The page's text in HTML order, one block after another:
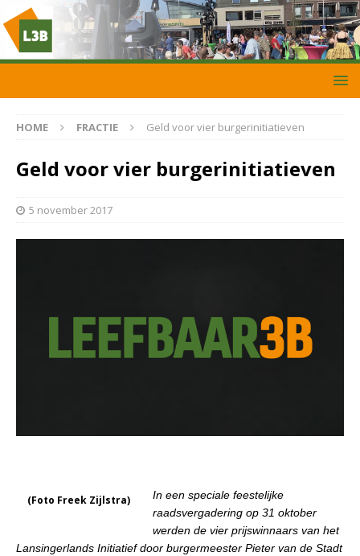
HOME FRACTIE Geld voor vier burgerinitiatieven
Geld voor vier burgerinitiatieven
5 november 2017
(Foto Freek Zijlstra)
In een speciale feestelijke
raadsvergadering op 31 oktober
werden de vier prijswinnaars van het
Lansingerlands Initiatief door burgermeester Pieter van de Stadt